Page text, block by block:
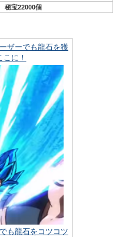
秘宝22000個
ザーでも龍石を獲
に！
も龍石をコツコツ